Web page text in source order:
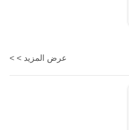
عرض المزيد > >